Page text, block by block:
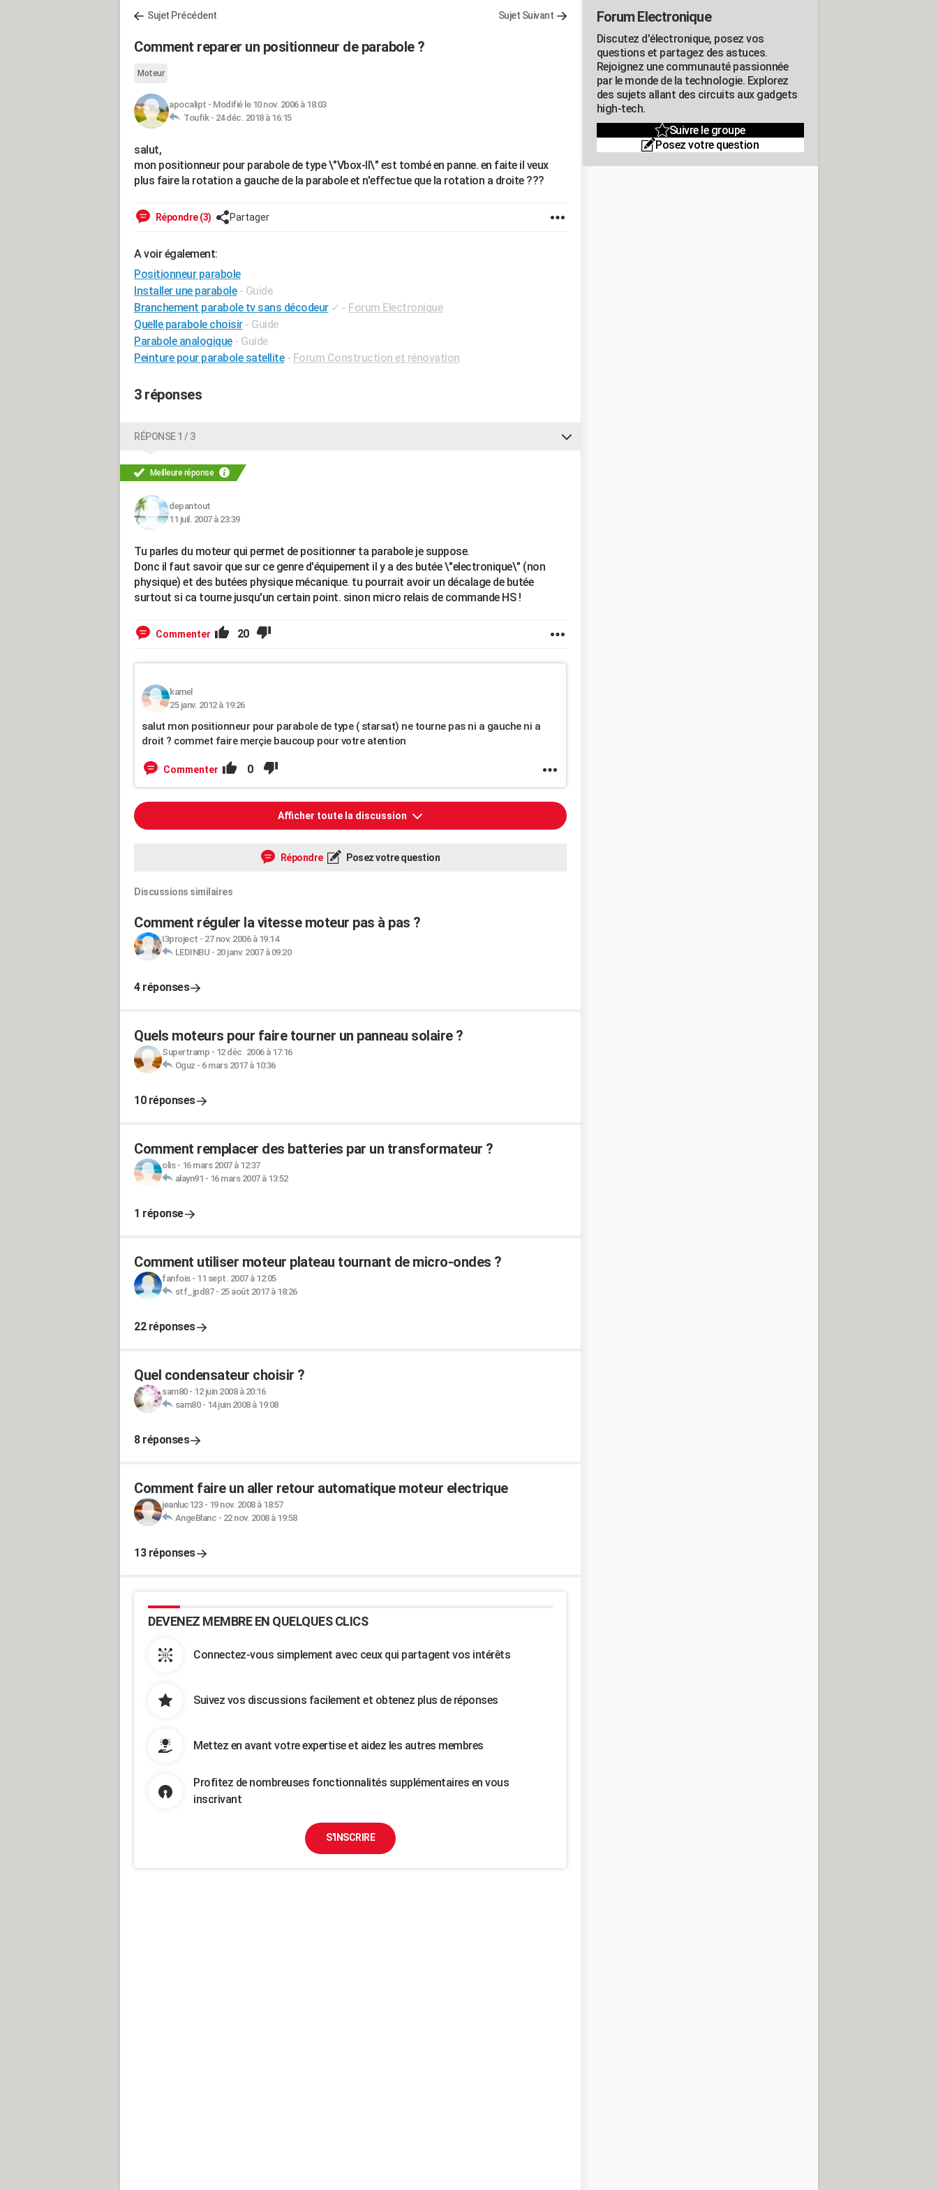
Sujet Précédent Sujet Suivant
Comment reparer un positionneur de parabole ?
Moteur
apocalipt - Modifié le 10 nov. 2006 à 18:03
Toufik - 24 déc. 2018 à 16:15
salut,
mon positionneur pour parabole de type \"Vbox-II\" est tombé en panne. en faite il veux
plus faire la rotation a gauche de la parabole et n'effectue que la rotation a droite ???
Répondre (3) Partager
A voir également:
Positionneur parabole
Installer une parabole - Guide
Branchement parabole tv sans décodeur ✓ - Forum Electronique
Quelle parabole choisir - Guide
Parabole analogique - Guide
Peinture pour parabole satellite - Forum Construction et rénovation
3 réponses
RÉPONSE 1 / 3
Meilleure réponse
depantout
11 juil. 2007 à 23:39
Tu parles du moteur qui permet de positionner ta parabole je suppose.
Donc il faut savoir que sur ce genre d'équipement il y a des butée \"electronique\" (non
physique) et des butées physique mécanique. tu pourrait avoir un décalage de butée
surtout si ca tourne jusqu'un certain point. sinon micro relais de commande HS !
Commenter 20
kamel
25 janv. 2012 à 19:26
salut mon positionneur pour parabole de type ( starsat) ne tourne pas ni a gauche ni a
droit ? commet faire merçie baucoup pour votre atention
Commenter 0
Afficher toute la discussion
Répondre Posez votre question
Discussions similaires
Comment réguler la vitesse moteur pas à pas ?
I3project - 27 nov. 2006 à 19:14
LEDINBU - 20 janv. 2007 à 09:20
4 réponses
Quels moteurs pour faire tourner un panneau solaire ?
Supertramp - 12 déc. 2006 à 17:16
Oguz - 6 mars 2017 à 10:36
10 réponses
Comment remplacer des batteries par un transformateur ?
olis- 16 mars 2007 à 12:37
alayn91 - 16 mars 2007 à 13:52
1 réponse
Comment utiliser moteur plateau tournant de micro-ondes ?
fanfois- 11 sept. 2007 à 12:05
stf_jpd87- 25 août 2017 à 18:26
22 réponses
Quel condensateur choisir ?
sam80- 12 juin 2008 à 20:16
sam80- 14 juin 2008 à 19:08
8 réponses
Comment faire un aller retour automatique moteur electrique
jeanluc123- 19 nov. 2008 à 18:57
AngeBlanc - 22 nov. 2008 à 19:58
13 réponses
DEVENEZ MEMBRE EN QUELQUES CLICS
Connectez-vous simplement avec ceux qui partagent vos intérêts
Suivez vos discussions facilement et obtenez plus de réponses
Mettez en avant votre expertise et aidez les autres membres
Profitez de nombreuses fonctionnalités supplémentaires en vous
inscrivant
S'INSCRIRE
Forum Electronique
Discutez d'électronique, posez vos
questions et partagez des astuces.
Rejoignez une communauté passionnée
par le monde de la technologie. Explorez
des sujets allant des circuits aux gadgets
high-tech.
Suivre le groupe
Posez votre question